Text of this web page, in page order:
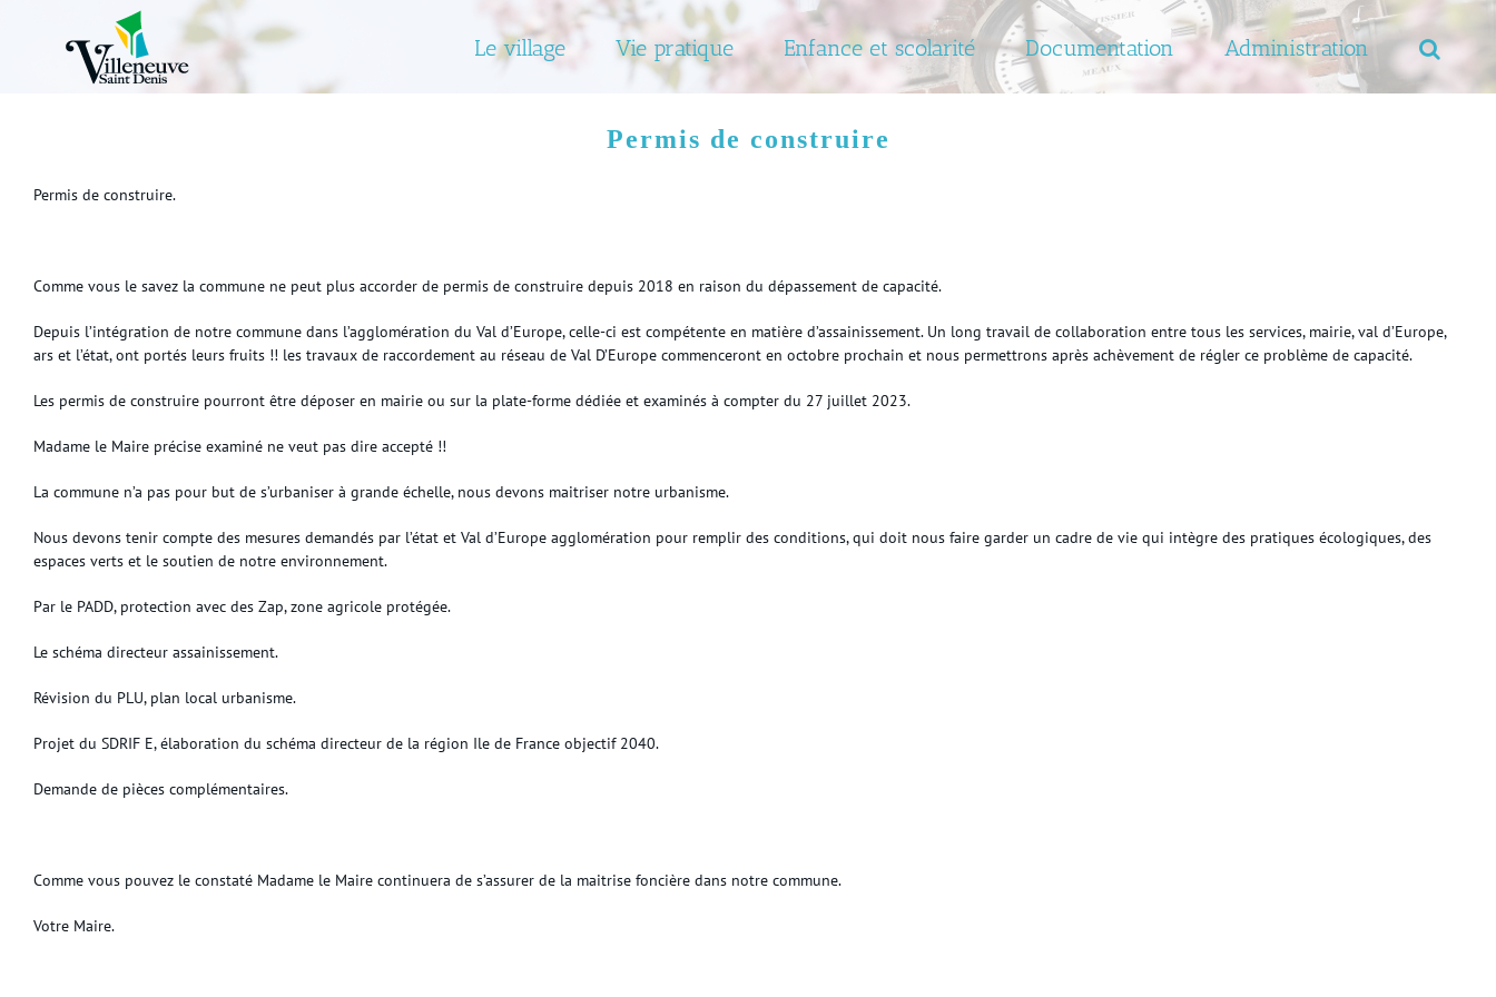
Le village Vie pratique Enfance et scolarité Documentation Administration
Permis de construire
Permis de construire.
Comme vous le savez la commune ne peut plus accorder de permis de construire depuis 2018 en raison du dépassement de capacité.
Depuis l’intégration de notre commune dans l’agglomération du Val d’Europe, celle-ci est compétente en matière d’assainissement. Un long travail de collaboration entre tous les services, mairie, val d’Europe,
ars et l’état, ont portés leurs fruits !! les travaux de raccordement au réseau de Val D’Europe commenceront en octobre prochain et nous permettrons après achèvement de régler ce problème de capacité.
Les permis de construire pourront être déposer en mairie ou sur la plate-forme dédiée et examinés à compter du 27 juillet 2023.
Madame le Maire précise examiné ne veut pas dire accepté !!
La commune n’a pas pour but de s’urbaniser à grande échelle, nous devons maitriser notre urbanisme.
Nous devons tenir compte des mesures demandés par l’état et Val d’Europe agglomération pour remplir des conditions, qui doit nous faire garder un cadre de vie qui intègre des pratiques écologiques, des
espaces verts et le soutien de notre environnement.
Par le PADD, protection avec des Zap, zone agricole protégée.
Le schéma directeur assainissement.
Révision du PLU, plan local urbanisme.
Projet du SDRIF E, élaboration du schéma directeur de la région Ile de France objectif 2040.
Demande de pièces complémentaires.
Comme vous pouvez le constaté Madame le Maire continuera de s’assurer de la maitrise foncière dans notre commune.
Votre Maire.